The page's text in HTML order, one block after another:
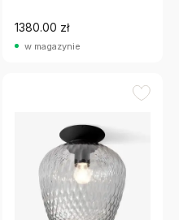
1380.00 zł
w magazynie